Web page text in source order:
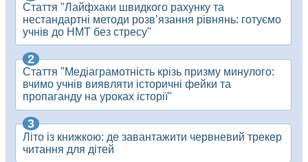
Стаття "Лайфхаки швидкого рахунку та
нестандартні методи розв’язання рівнянь: готуємо
учнів до НМТ без стресу"
Стаття "Медіаграмотність крізь призму минулого:
вчимо учнів виявляти історичні фейки та
пропаганду на уроках історії"
Літо із книжкою: де завантажити червневий трекер
читання для дітей